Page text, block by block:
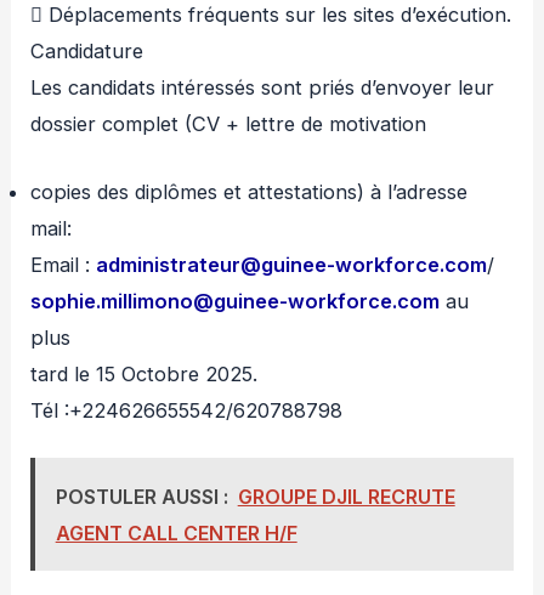
 Déplacements fréquents sur les sites d’exécution.
Candidature
Les candidats intéressés sont priés d’envoyer leur
dossier complet (CV + lettre de motivation
copies des diplômes et attestations) à l’adresse
mail:
Email : administrateur@guinee-workforce.com/
sophie.millimono@guinee-workforce.com au
plus
tard le 15 Octobre 2025.
Tél :+224626655542/620788798
POSTULER AUSSI : GROUPE DJIL RECRUTE
AGENT CALL CENTER H/F